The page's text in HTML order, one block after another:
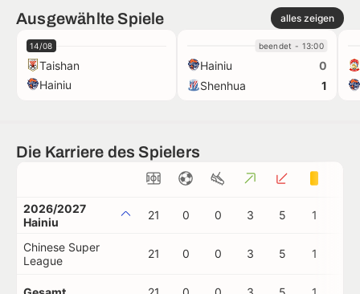
Ausgewählte Spiele alles zeigen
14/08
Taishan
Hainiu
beendet - 13:00
Hainiu
0
Shenhua
1
Die Karriere des Spielers
2026/2027
Hainiu
21 0 0 3 5 1
Chinese Super
League
21 0 0 3 5 1